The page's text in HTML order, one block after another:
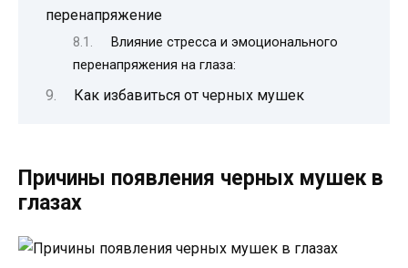
перенапряжение
Влияние стресса и эмоционального
перенапряжения на глаза:
Как избавиться от черных мушек
Причины появления черных мушек в
глазах